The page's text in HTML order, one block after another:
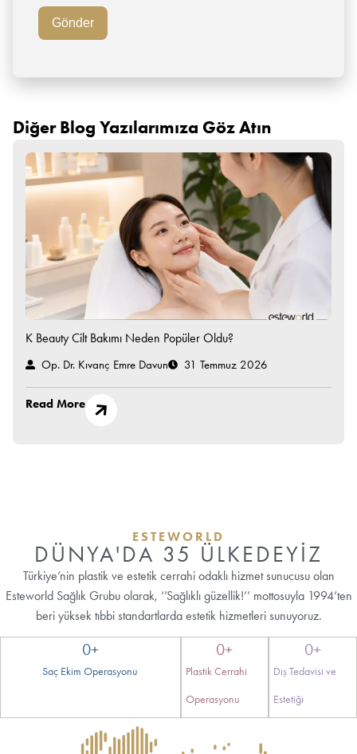
Diğer Blog Yazılarımıza Göz Atın
K Beauty Cilt Bakımı Neden Popüler Oldu?
Op. Dr. Kıvanç Emre Davun 31 Temmuz 2026
Read More
ESTEWORLD
DÜNYA'DA 35 ÜLKEDEYİZ
Türkiye’nin plastik ve estetik cerrahi odaklı hizmet sunucusu olan
Esteworld Sağlık Grubu olarak, ‘’Sağlıklı güzellik!’’ mottosuyla 1994’ten
beri yüksek tıbbi standartlarda estetik hizmetleri sunuyoruz.
Saç Ekim Operasyonu
0+
Plastik Cerrahi
Operasyonu
0+
Diş Tedavisi ve
Estetiği
0+